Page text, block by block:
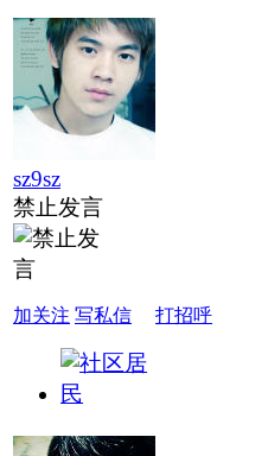
sz9sz
禁止发言
加关注 写私信 打招呼